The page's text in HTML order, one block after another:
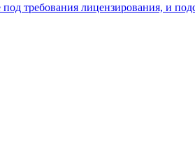
требования лицензирования, и